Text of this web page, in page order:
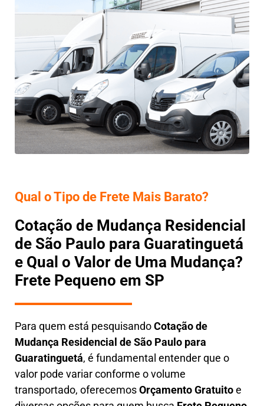
Qual o Tipo de Frete Mais Barato?
Cotação de Mudança Residencial
de São Paulo para Guaratinguetá
e Qual o Valor de Uma Mudança?
Frete Pequeno em SP
Para quem está pesquisandoCotação de
Mudança Residencial de São Paulo para
Guaratinguetá, é fundamental entender que o
valor pode variar conforme o volume
transportado, oferecemosOrçamento Gratuitoe